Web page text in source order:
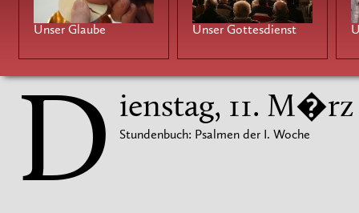
Unser Glaube Unser Gottesdienst
D ienstag, 11. M�rz
Stundenbuch: Psalmen der I. Woche